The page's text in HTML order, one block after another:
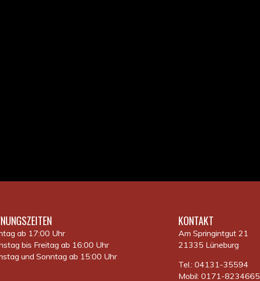
ab 17:00 Uhr
bis Freitag ab 16:00 Uhr
und Sonntag ab 15:00 Uhr
KONTAKT
Am Springintgut 21
21335 Lüneburg
Tel.: 04131-35594
Mobil: 0171-8234665